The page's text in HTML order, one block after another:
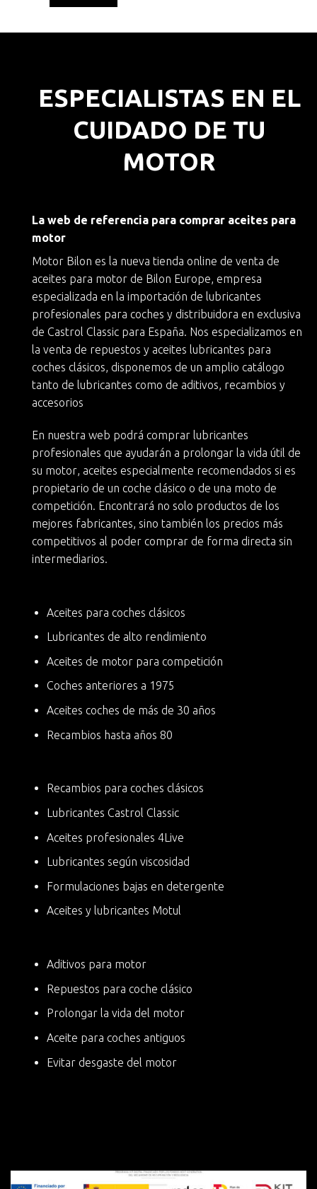
ESPECIALISTAS EN EL
CUIDADO DE TU
MOTOR
La web de referencia para comprar aceites para
motor
Motor Bilon es la nueva tienda online de venta de
aceites para motor de Bilon Europe, empresa
especializada en la importación de lubricantes
profesionales para coches y distribuidora en exclusiva
de Castrol Classic para España. Nos especializamos en
la venta de repuestos y aceites lubricantes para
coches clásicos, disponemos de un amplio catálogo
tanto de lubricantes como de aditivos, recambios y
accesorios
En nuestra web podrá comprar lubricantes
profesionales que ayudarán a prolongar la vida útil de
su motor, aceites especialmente recomendados si es
propietario de un coche clásico o de una moto de
competición. Encontrará no solo productos de los
mejores fabricantes, sino también los precios más
competitivos al poder comprar de forma directa sin
intermediarios.
Aceites para coches clásicos
Lubricantes de alto rendimiento
Aceites de motor para competición
Coches anteriores a 1975
Aceites coches de más de 30 años
Recambios hasta años 80
Recambios para coches clásicos
Lubricantes Castrol Classic
Aceites profesionales 4Live
Lubricantes según viscosidad
Formulaciones bajas en detergente
Aceites y lubricantes Motul
Aditivos para motor
Repuestos para coche clásico
Prolongar la vida del motor
Aceite para coches antiguos
Evitar desgaste del motor